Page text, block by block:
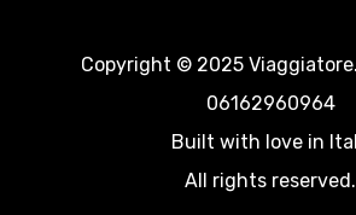
Copyright © 2025
06162960964
Built with love in
All rights reserved.